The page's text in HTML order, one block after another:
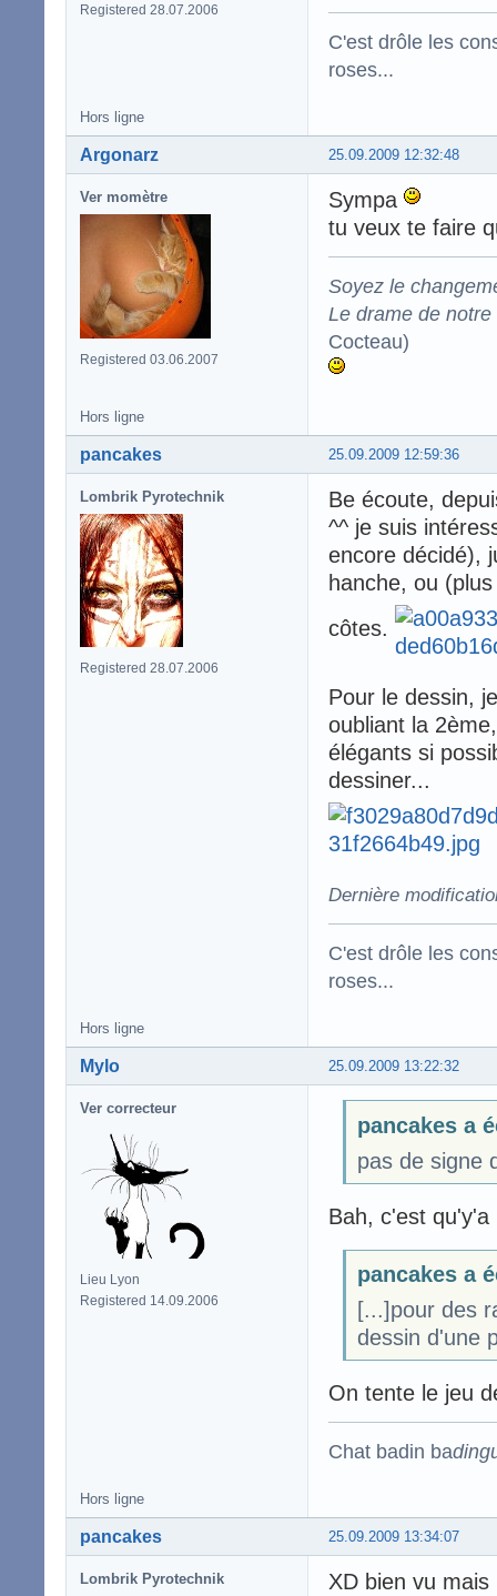
Registered 28.07.2006
C'est drôle les
roses...
Hors ligne
25.09.2009 12:32:48
Argonarz
Ver momètre
Registered 03.06.2007
Sympa
tu veux te faire
Soyez le
Le drame de
Cocteau)
Hors ligne
25.09.2009 12:59:36
pancakes
Lombrik Pyrotechnik
Registered 28.07.2006
Be écoute,
^^ je suis
encore décidé),
hanche, ou
côtes.
Pour le dessin,
oubliant la
élégants si
dessiner...
Dernière
C'est drôle les
roses...
Hors ligne
25.09.2009 13:22:32
Mylo
Ver correcteur
Lieu Lyon
Registered 14.09.2006
pancakes a
pas de signe
Bah, c'est qu'y'a
pancakes a
[...]pour des
dessin d'une
On tente le jeu
Chat badin ba
Hors ligne
25.09.2009 13:34:07
pancakes
Lombrik Pyrotechnik
XD bien vu